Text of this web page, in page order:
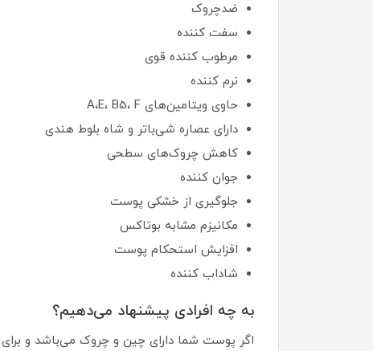
ضدچروک
سفت کننده
مرطوب کننده قوی
نرم کننده
حاوی ویتامین‌های A،E، B5، F
دارای عصاره شی‌باتر و شاه بلوط هندی
کاهش چروک‌های سطحی
جوان کننده
جلوگیری از خشکی پوست
مکانیزم مشابه بوتاکس
افزایش استحکام پوست
شاداب کننده
به چه افرادی پیشنهاد می‌دهیم؟
اگر پوست شما دارای چین و چروک می‌باشد و